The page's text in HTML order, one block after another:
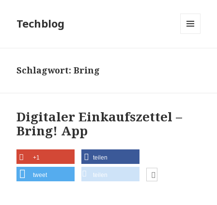
Techblog
Schlagwort:Bring
Digitaler Einkaufszettel –
Bring! App
+1 teilen
tweet teilen